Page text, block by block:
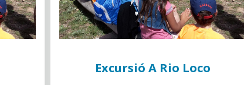
Excursió A Rio Loco